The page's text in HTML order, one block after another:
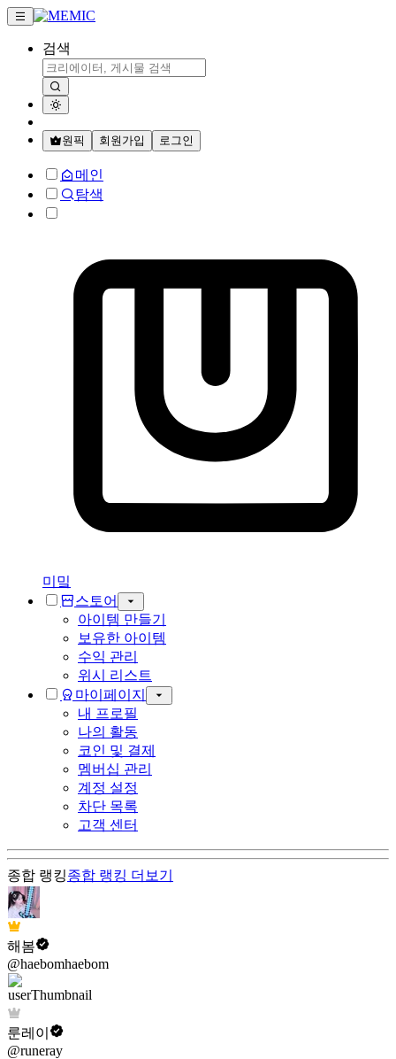
검색
원픽 회원가입 로그인
메인
탐색
미밐
스토어
아이템 만들기
보유한 아이템
수익 관리
위시 리스트
마이페이지
내 프로필
나의 활동
코인 및 결제
멤버십 관리
계정 설정
차단 목록
고객 센터
종합 랭킹종합 랭킹 더보기
해봄
@haebomhaebom
룬레이
@runeray